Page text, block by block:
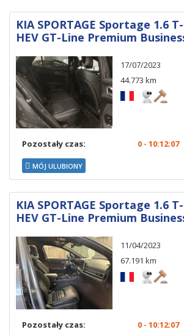
KIA SPORTAGE Sportage 1.6
HEV GT-Line Premium
17/07/2023
44.773 km
Pozostały czas: 0 - 10:12:06
MÓJ ULUBIONY
KIA SPORTAGE Sportage 1.6
HEV GT-Line Premium
11/04/2023
67.191 km
Pozostały czas: 0 - 10:12:06